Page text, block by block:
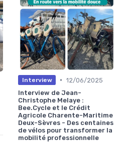
Interview • 12/06/2025
Interview de Jean-
Christophe Melaye :
Bee.Cycle et le Crédit
Agricole Charente-Maritime
Deux-Sèvres - Des centaines
de vélos pour transformer la
mobilité professionnelle